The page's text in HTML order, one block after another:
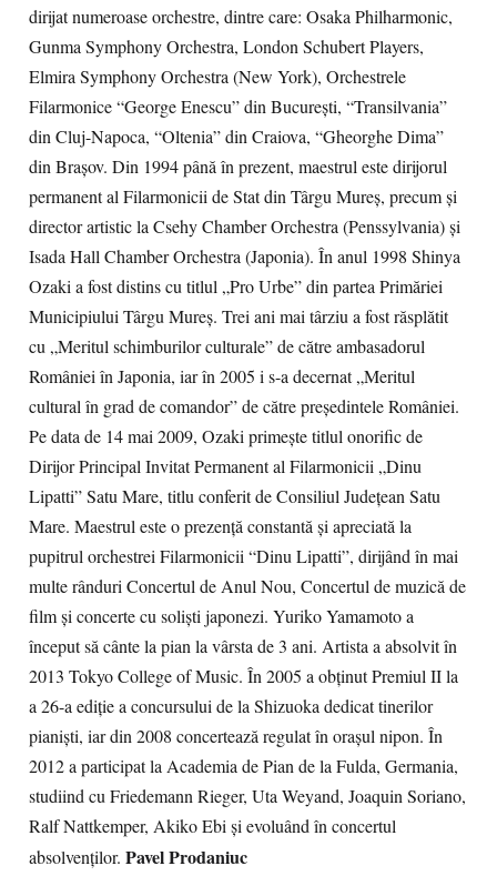
dirijat numeroase orchestre, dintre care: Osaka Philharmonic,
Gunma Symphony Orchestra, London Schubert Players,
Elmira Symphony Orchestra (New York), Orchestrele
Filarmonice “George Enescu” din Bucureşti, “Transilvania”
din Cluj-Napoca, “Oltenia” din Craiova, “Gheorghe Dima”
din Braşov. Din 1994 până în prezent, maestrul este dirijorul
permanent al Filarmonicii de Stat din Târgu Mureş, precum şi
director artistic la Csehy Chamber Orchestra (Penssylvania) şi
Isada Hall Chamber Orchestra (Japonia). În anul 1998 Shinya
Ozaki a fost distins cu titlul „Pro Urbe” din partea Primăriei
Municipiului Târgu Mureş. Trei ani mai târziu a fost răsplătit
cu „Meritul schimburilor culturale” de către ambasadorul
României în Japonia, iar în 2005 i s-a decernat „Meritul
cultural în grad de comandor” de către preşedintele României.
Pe data de 14 mai 2009, Ozaki primeşte titlul onorific de
Dirijor Principal Invitat Permanent al Filarmonicii „Dinu
Lipatti” Satu Mare, titlu conferit de Consiliul Judeţean Satu
Mare. Maestrul este o prezenţă constantă şi apreciată la
pupitrul orchestrei Filarmonicii “Dinu Lipatti”, dirijând în mai
multe rânduri Concertul de Anul Nou, Concertul de muzică de
film şi concerte cu solişti japonezi. Yuriko Yamamoto a
început să cânte la pian la vârsta de 3 ani. Artista a absolvit în
2013 Tokyo College of Music. În 2005 a obţinut Premiul II la
a 26-a ediţie a concursului de la Shizuoka dedicat tinerilor
pianişti, iar din 2008 concertează regulat în oraşul nipon. În
2012 a participat la Academia de Pian de la Fulda, Germania,
studiind cu Friedemann Rieger, Uta Weyand, Joaquin Soriano,
Ralf Nattkemper, Akiko Ebi şi evoluând în concertul
absolvenţilor. Pavel Prodaniuc